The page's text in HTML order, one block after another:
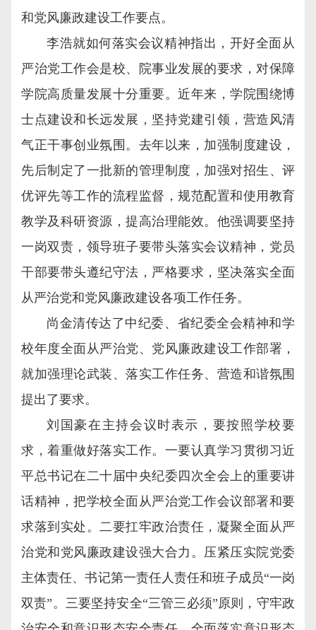
和党风廉政建设工作要点。
李浩就如何落实会议精神指出，开好全面从
严治党工作会是校、院事业发展的要求，对保障
学院高质量发展十分重要。近年来，学院围绕博
士点建设和长远发展，坚持党建引领，营造风清
气正干事创业氛围。去年以来，加强制度建设，
先后制定了一批新的管理制度，加强对招生、评
优评先等工作的流程监督，规范配置和使用教育
教学及科研资源，提高治理能效。他强调要坚持
一岗双责，领导班子要带头落实会议精神，党员
干部要带头遵纪守法，严格要求，坚决落实全面
从严治党和党风廉政建设各项工作任务。
尚金清传达了中纪委、省纪委全会精神和学
校年度全面从严治党、党风廉政建设工作部署，
就加强理论武装、落实工作任务、营造和谐氛围
提出了要求。
刘国豪在主持会议时表示，要按照学校要
求，着重做好落实工作。一要认真学习贯彻习近
平总书记在二十届中央纪委四次全会上的重要讲
话精神，把学校全面从严治党工作会议部署和要
求落到实处。二要扛牢政治责任，凝聚全面从严
治党和党风廉政建设强大合力。压紧压实院党委
主体责任、书记第一责任人责任和班子成员“一岗
双责”。三要坚持安全“三管三必须”原则，守牢政